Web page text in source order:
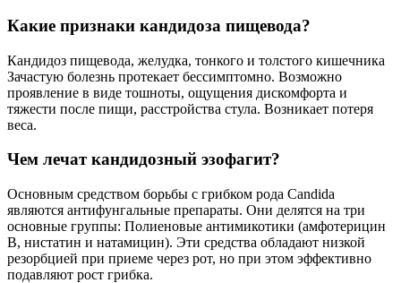
Какие признаки кандидоза пищевода?
Кандидоз пищевода, желудка, тонкого и толстого кишечника
Зачастую болезнь протекает бессимптомно. Возможно
проявление в виде тошноты, ощущения дискомфорта и
тяжести после пищи, расстройства стула. Возникает потеря
веса.
Чем лечат кандидозный эзофагит?
Основным средством борьбы с грибком рода Candida
являются антифунгальные препараты. Они делятся на три
основные группы: Полиеновые антимикотики (амфотерицин
В, нистатин и натамицин). Эти средства обладают низкой
резорбцией при приеме через рот, но при этом эффективно
подавляют рост грибка.